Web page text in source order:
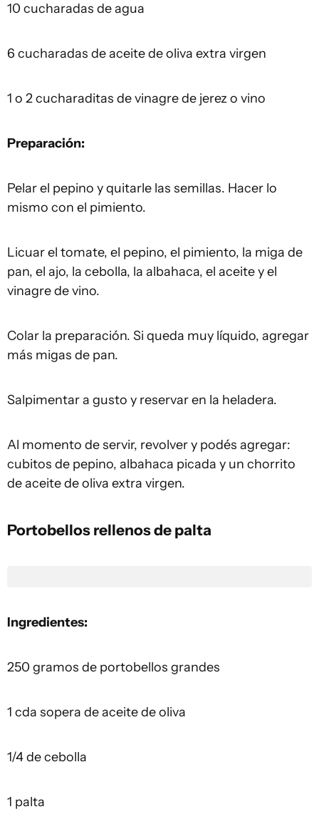
10 cucharadas de agua
6 cucharadas de aceite de oliva extra virgen
1 o 2 cucharaditas de vinagre de jerez o vino
Preparación:
Pelar el pepino y quitarle las semillas. Hacer lo
mismo con el pimiento.
Licuar el tomate, el pepino, el pimiento, la miga de
pan, el ajo, la cebolla, la albahaca, el aceite y el
vinagre de vino.
Colar la preparación. Si queda muy líquido, agregar
más migas de pan.
Salpimentar a gusto y reservar en la heladera.
Al momento de servir, revolver y podés agregar:
cubitos de pepino, albahaca picada y un chorrito
de aceite de oliva extra virgen.
Portobellos rellenos de palta
Ingredientes:
250 gramos de portobellos grandes
1 cda sopera de aceite de oliva
1/4 de cebolla
1 palta